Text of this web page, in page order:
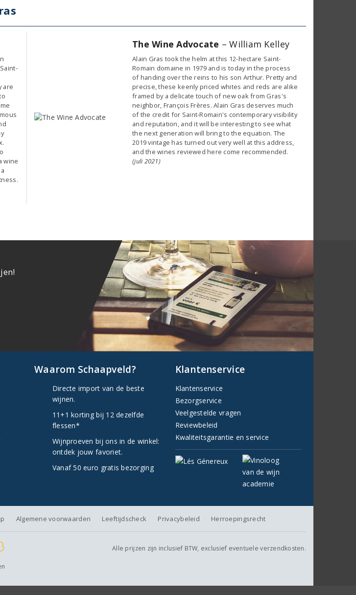
are
wine
The Wine Advocate – William Kelley
Alain Gras took the helm at this 12-hectare Saint-
Romain domaine in 1979 and is today in the process
of handing over the reins to his son Arthur. Pretty and
precise, these keenly priced whites and reds are alike
framed by a delicate touch of new oak from Gras's
neighbor, François Frères. Alain Gras deserves much
of the credit for Saint-Romain's contemporary visibility
and reputation, and it will be interesting to see what
the next generation will bring to the equation. The
2019 vintage has turned out very well at this address,
and the wines reviewed here come recommended.
(juli 2021)
Waarom Schaapveld?
Directe import van de beste
wijnen.
11+1 korting bij 12 dezelfde
flessen*
Wijnproeven bij ons in de winkel:
ontdek jouw favoriet.
Vanaf 50 euro gratis bezorging
Klantenservice
Klantenservice
Bezorgservice
Veelgestelde vragen
Reviewbeleid
Kwaliteitsgarantie en service
Algemene voorwaarden Leeftijdscheck Privacybeleid Herroepingsrecht
Alle prijzen zijn inclusief BTW, exclusief eventuele verzendkosten.